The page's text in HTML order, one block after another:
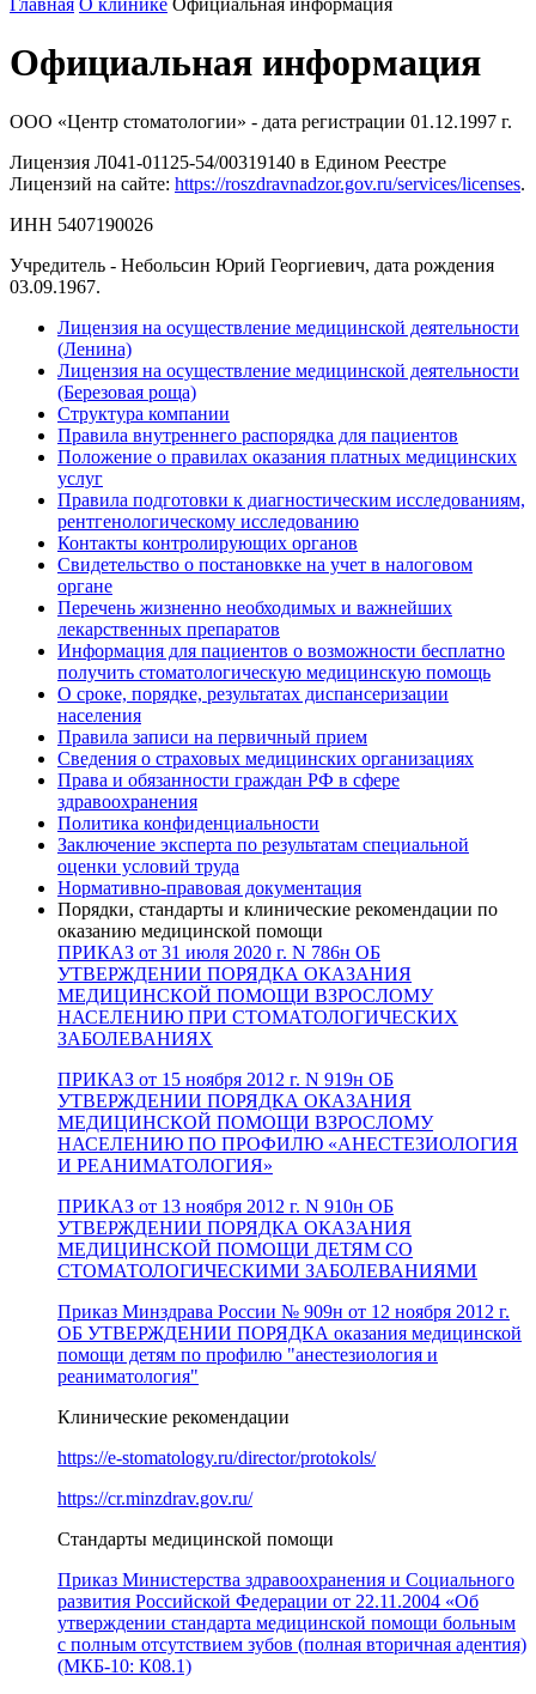
Главная О клинике Официальная информация
Официальная информация
ООО «Центр стоматологии» - дата регистрации 01.12.1997 г.
Лицензия Л041-01125-54/00319140 в Едином Реестре
Лицензий на сайте: https://roszdravnadzor.gov.ru/services/licenses.
ИНН 5407190026
Учредитель - Небольсин Юрий Георгиевич, дата рождения
03.09.1967.
Лицензия на осуществление медицинской деятельности
(Ленина)
Лицензия на осуществление медицинской деятельности
(Березовая роща)
Структура компании
Правила внутреннего распорядка для пациентов
Положение о правилах оказания платных медицинских
услуг
Правила подготовки к диагностическим исследованиям,
рентгенологическому исследованию
Контакты контролирующих органов
Свидетельство о постановкке на учет в налоговом
органе
Перечень жизненно необходимых и важнейших
лекарственных препаратов
Информация для пациентов о возможности бесплатно
получить стоматологическую медицинскую помощь
О сроке, порядке, результатах диспансеризации
населения
Правила записи на первичный прием
Сведения о страховых медицинских организациях
Права и обязанности граждан РФ в сфере
здравоохранения
Политика конфиденциальности
Заключение эксперта по результатам специальной
оценки условий труда
Нормативно-правовая документация
Порядки, стандарты и клинические рекомендации по
оказанию медицинской помощи
ПРИКАЗ от 31 июля 2020 г. N 786н ОБ
УТВЕРЖДЕНИИ ПОРЯДКА ОКАЗАНИЯ
МЕДИЦИНСКОЙ ПОМОЩИ ВЗРОСЛОМУ
НАСЕЛЕНИЮ ПРИ СТОМАТОЛОГИЧЕСКИХ
ЗАБОЛЕВАНИЯХ
ПРИКАЗ от 15 ноября 2012 г. N 919н ОБ
УТВЕРЖДЕНИИ ПОРЯДКА ОКАЗАНИЯ
МЕДИЦИНСКОЙ ПОМОЩИ ВЗРОСЛОМУ
НАСЕЛЕНИЮ ПО ПРОФИЛЮ «АНЕСТЕЗИОЛОГИЯ
И РЕАНИМАТОЛОГИЯ»
ПРИКАЗ от 13 ноября 2012 г. N 910н ОБ
УТВЕРЖДЕНИИ ПОРЯДКА ОКАЗАНИЯ
МЕДИЦИНСКОЙ ПОМОЩИ ДЕТЯМ СО
СТОМАТОЛОГИЧЕСКИМИ ЗАБОЛЕВАНИЯМИ
Приказ Минздрава России № 909н от 12 ноября 2012 г.
ОБ УТВЕРЖДЕНИИ ПОРЯДКА оказания медицинской
помощи детям по профилю "анестезиология и
реаниматология"
Клинические рекомендации
https://e-stomatology.ru/director/protokols/
https://cr.minzdrav.gov.ru/
Стандарты медицинской помощи
Приказ Министерства здравоохранения и Социального
развития Российской Федерации от 22.11.2004 «Об
утверждении стандарта медицинской помощи больным
с полным отсутствием зубов (полная вторичная адентия)
(МКБ-10: К08.1)